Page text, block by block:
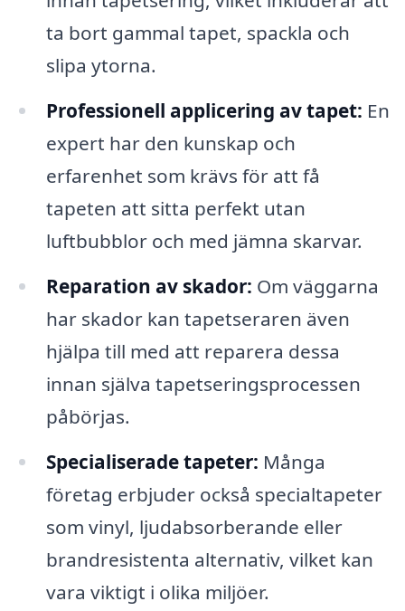
ta bort gammal tapet, spackla och
slipa ytorna.
Professionell applicering av tapet: En
expert har den kunskap och
erfarenhet som krävs för att få
tapeten att sitta perfekt utan
luftbubblor och med jämna skarvar.
Reparation av skador: Om väggarna
har skador kan tapetseraren även
hjälpa till med att reparera dessa
innan själva tapetseringsprocessen
påbörjas.
Specialiserade tapeter: Många
företag erbjuder också specialtapeter
som vinyl, ljudabsorberande eller
brandresistenta alternativ, vilket kan
vara viktigt i olika miljöer.